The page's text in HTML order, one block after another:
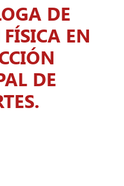
DE
EN
DE